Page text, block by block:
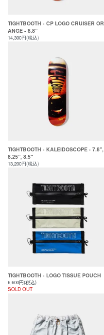
TIGHTBOOTH - CP LOGO CRUISER OR
ANGE - 8.8”
14,300円(税込)
TIGHTBOOTH - KALEIDOSCOPE - 7.8”,
8.25”, 8.5"
13,200円(税込)
TIGHTBOOTH - LOGO TISSUE POUCH
6,600円(税込)
SOLD OUT